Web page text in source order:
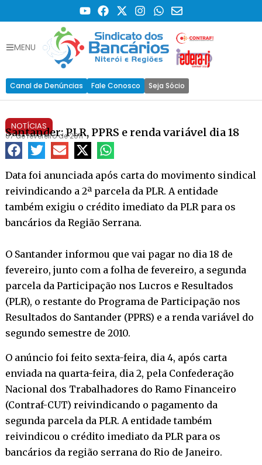
MENU
Canal de Denúncias Fale Conosco Seja Sócio
NOTÍCIAS
Santander: PLR, PPRS e renda variável dia 18
07 de fevereiro de 2011
Data foi anunciada após carta do movimento sindical
reivindicando a 2ª parcela da PLR. A entidade
também exigiu o crédito imediato da PLR para os
bancários da Região Serrana.
O Santander informou que vai pagar no dia 18 de
fevereiro, junto com a folha de fevereiro, a segunda
parcela da Participação nos Lucros e Resultados
(PLR), o restante do Programa de Participação nos
Resultados do Santander (PPRS) e a renda variável do
segundo semestre de 2010.
O anúncio foi feito sexta-feira, dia 4, após carta
enviada na quarta-feira, dia 2, pela Confederação
Nacional dos Trabalhadores do Ramo Financeiro
(Contraf-CUT) reivindicando o pagamento da
segunda parcela da PLR. A entidade também
reivindicou o crédito imediato da PLR para os
bancários da região serrana do Rio de Janeiro.